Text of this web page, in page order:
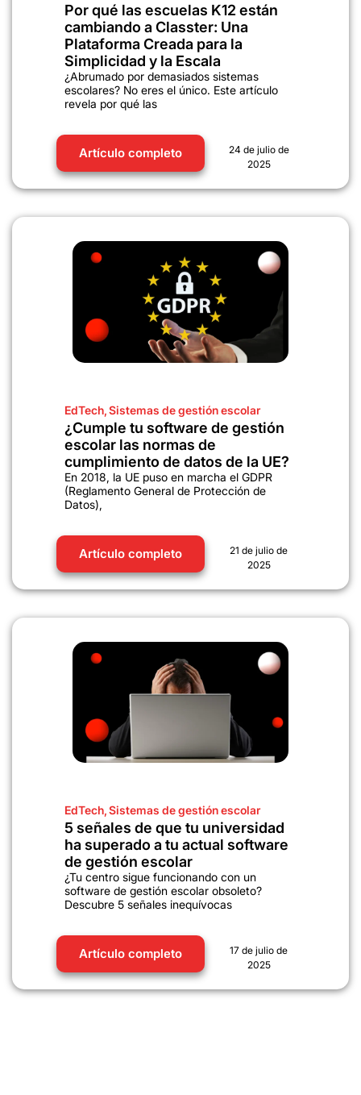
Por qué las escuelas K12 están
cambiando a Classter: Una
Plataforma Creada para la
Simplicidad y la Escala
¿Abrumado por demasiados sistemas
escolares? No eres el único. Este artículo
revela por qué las
Artículo completo
24 de julio de
2025
EdTech,Sistemas de gestión escolar
¿Cumple tu software de gestión
escolar las normas de
cumplimiento de datos de la UE?
En 2018, la UE puso en marcha el GDPR
(Reglamento General de Protección de
Datos),
Artículo completo
21 de julio de
2025
EdTech,Sistemas de gestión escolar
5 señales de que tu universidad
ha superado a tu actual software
de gestión escolar
¿Tu centro sigue funcionando con un
software de gestión escolar obsoleto?
Descubre 5 señales inequívocas
Artículo completo
17 de julio de
2025